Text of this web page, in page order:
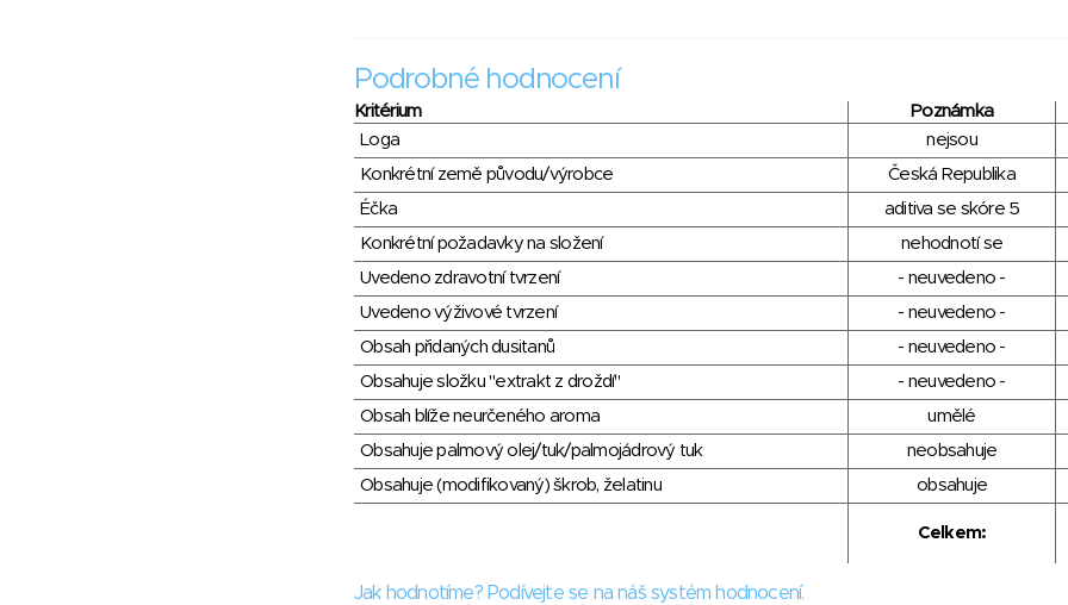
Podrobné hodnocení
Kritérium
Poznámka
Loga
nejsou
Konkrétní země původu/výrobce
Česká Republika
Éčka
aditiva se skóre 5
Konkrétní požadavky na složení
nehodnotí se
Uvedeno zdravotní tvrzení
- neuvedeno -
Uvedeno výživové tvrzení
- neuvedeno -
Obsah přidaných dusitanů
- neuvedeno -
Obsahuje složku "extrakt z droždí"
- neuvedeno -
Obsah blíže neurčeného aroma
umělé
Obsahuje palmový olej/tuk/palmojádrový tuk
neobsahuje
Obsahuje (modifikovaný) škrob, želatinu
obsahuje
Celkem:
Jak hodnotíme? Podívejte se na náš systém hodnocení.